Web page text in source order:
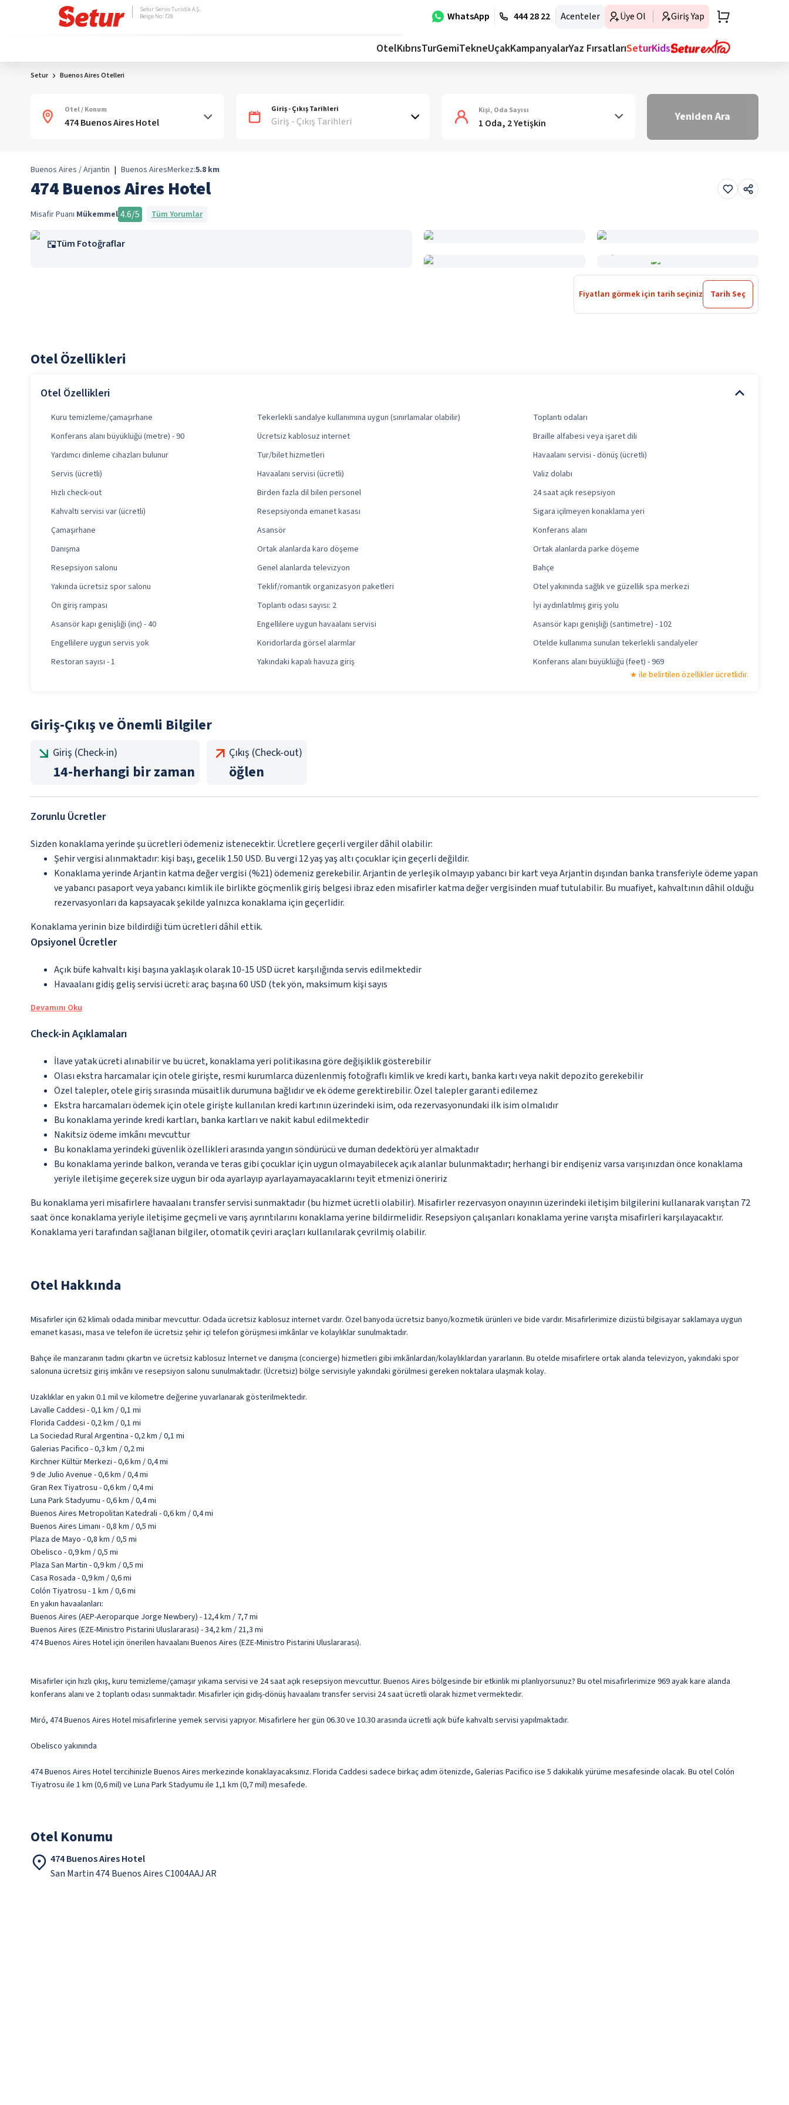
WhatsApp 444 28 22 Acenteler Üye Ol Giriş Yap
Setur Servis Turistik A.Ş.
Belge No: 728
OtelKıbrısTurGemiTekneUçakKampanyalarYaz FırsatlarıSeturKids
Setur Buenos Aires Otelleri
Otel / Konum Giriş - Çıkış Tarihleri
Giriş - Çıkış Tarihleri
Kişi, Oda Sayısı
1 Oda, 2 Yetişkin Yeniden Ara
Buenos Aires / Arjantin | Buenos AiresMerkez:5.8 km
474 Buenos Aires Hotel
Misafir Puanı Mükemmel 4.6/5 Tüm Yorumlar
Tüm Fotoğraflar
Fiyatları görmek için tarih seçiniz Tarih Seç
Otel Özellikleri
Otel Özellikleri
Kuru temizleme/çamaşırhane Tekerlekli sandalye kullanımına uygun (sınırlamalar olabilir)
Toplantı odaları
Konferans alanı büyüklüğü (metre) - 90
Ücretsiz kablosuz internet
Braille alfabesi veya işaret dili
Yardımcı dinleme cihazları bulunur
Tur/bilet hizmetleri
Havaalanı servisi - dönüş (ücretli)
Servis (ücretli)
Havaalanı servisi (ücretli)
Valiz dolabı
Hızlı check-out
Birden fazla dil bilen personel
24 saat açık resepsiyon
Kahvaltı servisi var (ücretli)
Resepsiyonda emanet kasası
Sigara içilmeyen konaklama yeri
Çamaşırhane
Asansör
Konferans alanı
Danışma
Ortak alanlarda karo döşeme
Ortak alanlarda parke döşeme
Resepsiyon salonu
Genel alanlarda televizyon
Bahçe
Yakında ücretsiz spor salonu
Teklif/romantik organizasyon paketleri
Otel yakınında sağlık ve güzellik spa merkezi
Ön giriş rampası
Toplantı odası sayısı: 2
İyi aydınlatılmış giriş yolu
Asansör kapı genişliği (inç) - 40
Engellilere uygun havaalanı servisi
Asansör kapı genişliği (santimetre) - 102
Engellilere uygun servis yok
Koridorlarda görsel alarmlar
Otelde kullanıma sunulan tekerlekli sandalyeler
Restoran sayısı - 1
Yakındaki kapalı havuza giriş
Konferans alanı büyüklüğü (feet) - 969
ile belirtilen özellikler ücretlidir.
Giriş-Çıkış ve Önemli Bilgiler
Giriş (Check-in)
14-herhangi bir zaman
Çıkış (Check-out)
öğlen
Zorunlu Ücretler
Sizden konaklama yerinde şu ücretleri ödemeniz istenecektir. Ücretlere geçerli vergiler dâhil olabilir:
Şehir vergisi alınmaktadır: kişi başı, gecelik 1.50 USD. Bu vergi 12 yaş yaş altı çocuklar için geçerli değildir.
Konaklama yerinde Arjantin katma değer vergisi (%21) ödemeniz gerekebilir. Arjantin de yerleşik olmayıp yabancı bir kart veya Arjantin dışından banka transferiyle ödeme yapan
ve yabancı pasaport veya yabancı kimlik ile birlikte göçmenlik giriş belgesi ibraz eden misafirler katma değer vergisinden muaf tutulabilir. Bu muafiyet, kahvaltının dâhil olduğu
rezervasyonları da kapsayacak şekilde yalnızca konaklama için geçerlidir.
Konaklama yerinin bize bildirdiği tüm ücretleri dâhil ettik.
Opsiyonel Ücretler
Açık büfe kahvaltı kişi başına yaklaşık olarak 10-15 USD ücret karşılığında servis edilmektedir
Havaalanı gidiş geliş servisi ücreti: araç başına 60 USD (tek yön, maksimum kişi sayıs
Devamını Oku
Check-in Açıklamaları
İlave yatak ücreti alınabilir ve bu ücret, konaklama yeri politikasına göre değişiklik gösterebilir
Olası ekstra harcamalar için otele girişte, resmi kurumlarca düzenlenmiş fotoğraflı kimlik ve kredi kartı, banka kartı veya nakit depozito gerekebilir
Özel talepler, otele giriş sırasında müsaitlik durumuna bağlıdır ve ek ödeme gerektirebilir. Özel talepler garanti edilemez
Ekstra harcamaları ödemek için otele girişte kullanılan kredi kartının üzerindeki isim, oda rezervasyonundaki ilk isim olmalıdır
Bu konaklama yerinde kredi kartları, banka kartları ve nakit kabul edilmektedir
Nakitsiz ödeme imkânı mevcuttur
Bu konaklama yerindeki güvenlik özellikleri arasında yangın söndürücü ve duman dedektörü yer almaktadır
Bu konaklama yerinde balkon, veranda ve teras gibi çocuklar için uygun olmayabilecek açık alanlar bulunmaktadır; herhangi bir endişeniz varsa varışınızdan önce konaklama
yeriyle iletişime geçerek size uygun bir oda ayarlayıp ayarlayamayacaklarını teyit etmenizi öneririz
Bu konaklama yeri misafirlere havaalanı transfer servisi sunmaktadır (bu hizmet ücretli olabilir). Misafirler rezervasyon onayının üzerindeki iletişim bilgilerini kullanarak varıştan 72
saat önce konaklama yeriyle iletişime geçmeli ve varış ayrıntılarını konaklama yerine bildirmelidir. Resepsiyon çalışanları konaklama yerine varışta misafirleri karşılayacaktır.
Konaklama yeri tarafından sağlanan bilgiler, otomatik çeviri araçları kullanılarak çevrilmiş olabilir.
Otel Hakkında
Misafirler için 62 klimalı odada minibar mevcuttur. Odada ücretsiz kablosuz internet vardır. Özel banyoda ücretsiz banyo/kozmetik ürünleri ve bide vardır. Misafirlerimize dizüstü bilgisayar saklamaya uygun
emanet kasası, masa ve telefon ile ücretsiz şehir içi telefon görüşmesi imkânlar ve kolaylıklar sunulmaktadır.
Bahçe ile manzaranın tadını çıkartın ve ücretsiz kablosuz İnternet ve danışma (concierge) hizmetleri gibi imkânlardan/kolaylıklardan yararlanın. Bu otelde misafirlere ortak alanda televizyon, yakındaki spor
salonuna ücretsiz giriş imkânı ve resepsiyon salonu sunulmaktadır. (Ücretsiz) bölge servisiyle yakındaki görülmesi gereken noktalara ulaşmak kolay.
Uzaklıklar en yakın 0.1 mil ve kilometre değerine yuvarlanarak gösterilmektedir.
Lavalle Caddesi - 0,1 km / 0,1 mi
Florida Caddesi - 0,2 km / 0,1 mi
La Sociedad Rural Argentina - 0,2 km / 0,1 mi
Galerias Pacifico - 0,3 km / 0,2 mi
Kirchner Kültür Merkezi - 0,6 km / 0,4 mi
9 de Julio Avenue - 0,6 km / 0,4 mi
Gran Rex Tiyatrosu - 0,6 km / 0,4 mi
Luna Park Stadyumu - 0,6 km / 0,4 mi
Buenos Aires Metropolitan Katedrali - 0,6 km / 0,4 mi
Buenos Aires Limanı - 0,8 km / 0,5 mi
Plaza de Mayo - 0,8 km / 0,5 mi
Obelisco - 0,9 km / 0,5 mi
Plaza San Martin - 0,9 km / 0,5 mi
Casa Rosada - 0,9 km / 0,6 mi
Colón Tiyatrosu - 1 km / 0,6 mi
En yakın havaalanları:
Buenos Aires (AEP-Aeroparque Jorge Newbery) - 12,4 km / 7,7 mi
Buenos Aires (EZE-Ministro Pistarini Uluslararası) - 34,2 km / 21,3 mi
474 Buenos Aires Hotel için önerilen havaalanı Buenos Aires (EZE-Ministro Pistarini Uluslararası).
Misafirler için hızlı çıkış, kuru temizleme/çamaşır yıkama servisi ve 24 saat açık resepsiyon mevcuttur. Buenos Aires bölgesinde bir etkinlik mi planlıyorsunuz? Bu otel misafirlerimize 969 ayak kare alanda
konferans alanı ve 2 toplantı odası sunmaktadır. Misafirler için gidiş-dönüş havaalanı transfer servisi 24 saat ücretli olarak hizmet vermektedir.
Miró, 474 Buenos Aires Hotel misafirlerine yemek servisi yapıyor. Misafirlere her gün 06.30 ve 10.30 arasında ücretli açık büfe kahvaltı servisi yapılmaktadır.
Obelisco yakınında
474 Buenos Aires Hotel tercihinizle Buenos Aires merkezinde konaklayacaksınız. Florida Caddesi sadece birkaç adım ötenizde, Galerias Pacifico ise 5 dakikalık yürüme mesafesinde olacak. Bu otel Colón
Tiyatrosu ile 1 km (0,6 mil) ve Luna Park Stadyumu ile 1,1 km (0,7 mil) mesafede.
Otel Konumu
474 Buenos Aires Hotel
San Martin 474 Buenos Aires C1004AAJ AR